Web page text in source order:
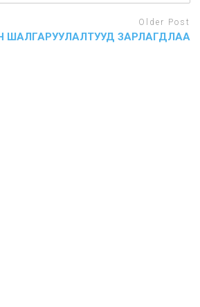
Older Post
ШАЛГАРУУЛАЛТУУД ЗАРЛАГДЛАА